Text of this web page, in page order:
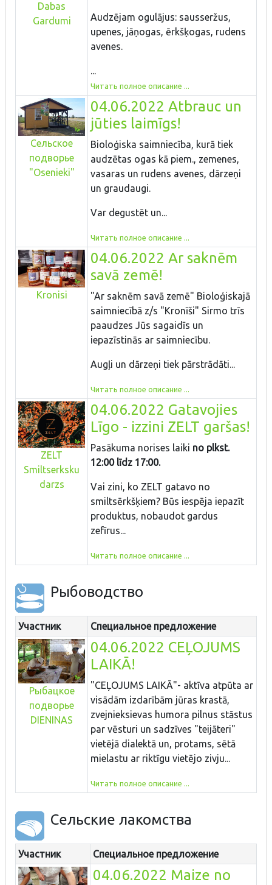
Dabas
Gardumi
Audzējam ogulājus: sausseržus,
upenes, jāņogas, ērkšķogas, rudens
avenes.
...
Читать полное описание ...
Cельское
подворье
"Osenieki"
04.06.2022 Atbrauc un
jūties laimīgs!
Bioloģiska saimniecība, kurā tiek
audzētas ogas kā piem., zemenes,
vasaras un rudens avenes, dārzeņi
un graudaugi.
Var degustēt un...
Читать полное описание ...
Kronisi
04.06.2022 Ar saknēm
savā zemē!
"Ar saknēm savā zemē" Bioloģiskajā
saimniecībā z/s "Kronīši" Sirmo trīs
paaudzes Jūs sagaidīs un
iepazīstinās ar saimniecību.
Augļi un dārzeņi tiek pārstrādāti...
Читать полное описание ...
ZELT
Smiltserksku
darzs
04.06.2022 Gatavojies
Līgo - izzini ZELT garšas!
Pasākuma norises laiki no plkst.
12:00 līdz 17:00.
Vai zini, ko ZELT gatavo no
smiltsērkšķiem? Būs iespēja iepazīt
produktus, nobaudot gardus
zefīrus...
Читать полное описание ...
Рыбоводство
Участник Специальное предложение
Рыбацкое
подворье
DIENINAS
04.06.2022 CEĻOJUMS
LAIKĀ!
"CEĻOJUMS LAIKĀ"- aktīva atpūta ar
visādām izdarībām jūras krastā,
zvejnieksievas humora pilnus stāstus
par vēsturi un sadzīves "teijāteri"
vietējā dialektā un, protams, sētā
mielastu ar riktīgu vietējo zivju...
Читать полное описание ...
Сельские лакомства
Участник Специальное предложение
04.06.2022 Maize no